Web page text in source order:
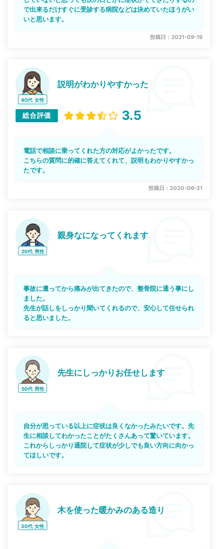
で出来るだけすぐに受診する病院などは決めていたほうがい
いと思います。
投稿日：2021-09-19
40代 女性
説明がわかりやすかった
総合評価 3.5
電話で相談に乗ってくれた方の対応がよかったです。
こちらの質問に的確に答えてくれて、説明もわかりやすかっ
たです。
投稿日：2020-06-21
20代 男性
親身なになってくれます
事故に遭ってから痛みが出てきたので、整骨院に通う事にし
ました。
先生が話しをしっかり聞いてくれるので、安心して任せられ
ると思いました。
50代 男性
先生にしっかりお任せします
自分が思っている以上に症状は良くなかったみたいです。先
生に相談してわかったことがたくさんあって驚いています。
これからしっかり通院して症状が少しでも良い方向に向かっ
てほしいです。
30代 女性
木を使った暖かみのある造り